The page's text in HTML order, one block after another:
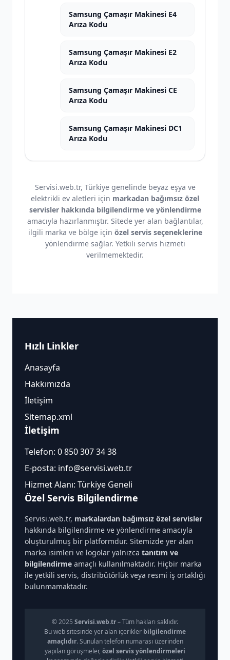
Samsung Çamaşır Makinesi E4
Arıza Kodu
Samsung Çamaşır Makinesi E2
Arıza Kodu
Samsung Çamaşır Makinesi CE
Arıza Kodu
Samsung Çamaşır Makinesi DC1
Arıza Kodu
Servisi.web.tr, Türkiye genelinde beyaz eşya ve
elektrikli ev aletleri için markadan bağımsız özel
servisler hakkında bilgilendirme ve yönlendirme
amacıyla hazırlanmıştır. Sitede yer alan bağlantılar,
ilgili marka ve bölge için özel servis seçeneklerine
yönlendirme sağlar. Yetkili servis hizmeti
verilmemektedir.
Hızlı Linkler
Anasayfa
Hakkımızda
İletişim
Sitemap.xml
İletişim
Telefon: 0 850 307 34 38
E-posta: info@servisi.web.tr
Hizmet Alanı: Türkiye Geneli
Özel Servis Bilgilendirme
Servisi.web.tr, markalardan bağımsız özel servisler
hakkında bilgilendirme ve yönlendirme amacıyla
oluşturulmuş bir platformdur. Sitemizde yer alan
marka isimleri ve logolar yalnızca tanıtım ve
bilgilendirme amaçlı kullanılmaktadır. Hiçbir marka
ile yetkili servis, distribütörlük veya resmi iş ortaklığı
bulunmamaktadır.
© 2025 Servisi.web.tr– Tüm hakları saklıdır.
Bu web sitesinde yer alan içerikler bilgilendirme
amaçlıdır. Sunulan telefon numarası üzerinden
yapılan görüşmeler, özel servis yönlendirmeleri